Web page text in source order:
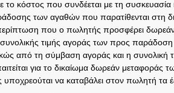
το κόστος που συνδέεται με τη
των αγαθών που παρατίθενται στη
περίπτωση που ο πωλητής προσφέρει
τιμής αγοράς των προς
από τη σύμβαση αγοράς και η συνολική
για το δικαίωμα δωρεάν
να καταβάλει στον πωλητή